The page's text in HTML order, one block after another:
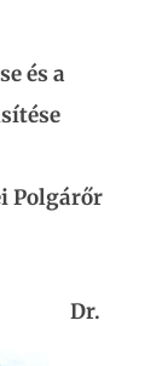
és a
Polgárőr
Dr.